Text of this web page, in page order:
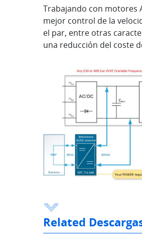
Trabajando con motores
mejor control de la
el par, entre otras
una reducción del coste
Related